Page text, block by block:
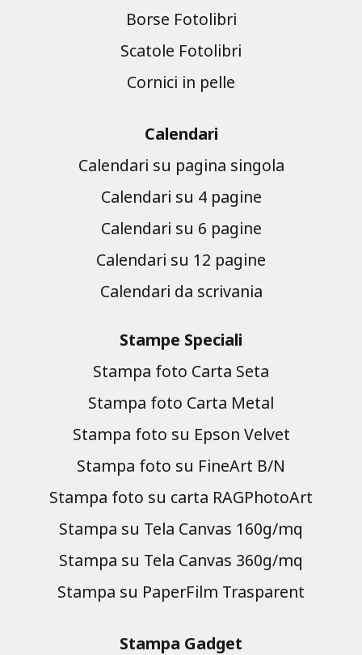
Borse Fotolibri
Scatole Fotolibri
Cornici in pelle
Calendari
Calendari su pagina singola
Calendari su 4 pagine
Calendari su 6 pagine
Calendari su 12 pagine
Calendari da scrivania
Stampe Speciali
Stampa foto Carta Seta
Stampa foto Carta Metal
Stampa foto su Epson Velvet
Stampa foto su FineArt B/N
Stampa foto su carta RAGPhotoArt
Stampa su Tela Canvas 160g/mq
Stampa su Tela Canvas 360g/mq
Stampa su PaperFilm Trasparent
Stampa Gadget